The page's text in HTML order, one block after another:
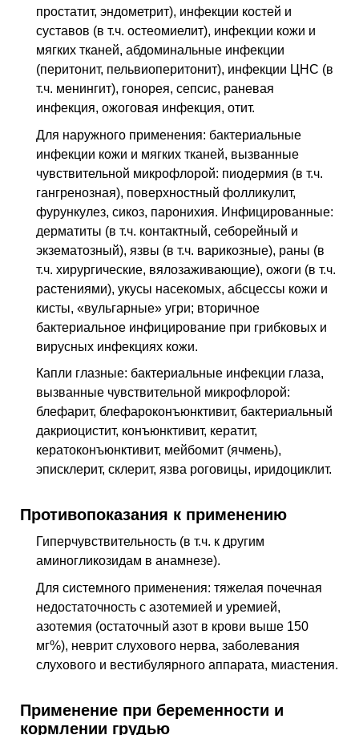
простатит, эндометрит), инфекции костей и
суставов (в т.ч. остеомиелит), инфекции кожи и
мягких тканей, абдоминальные инфекции
(перитонит, пельвиоперитонит), инфекции ЦНС (в
т.ч. менингит), гонорея, сепсис, раневая
инфекция, ожоговая инфекция, отит.
Для наружного применения: бактериальные
инфекции кожи и мягких тканей, вызванные
чувствительной микрофлорой: пиодермия (в т.ч.
гангренозная), поверхностный фолликулит,
фурункулез, сикоз, паронихия. Инфицированные:
дерматиты (в т.ч. контактный, себорейный и
экзематозный), язвы (в т.ч. варикозные), раны (в
т.ч. хирургические, вялозаживающие), ожоги (в т.ч.
растениями), укусы насекомых, абсцессы кожи и
кисты, «вульгарные» угри; вторичное
бактериальное инфицирование при грибковых и
вирусных инфекциях кожи.
Капли глазные: бактериальные инфекции глаза,
вызванные чувствительной микрофлорой:
блефарит, блефароконъюнктивит, бактериальный
дакриоцистит, конъюнктивит, кератит,
кератоконъюнктивит, мейбомит (ячмень),
эписклерит, склерит, язва роговицы, иридоциклит.
Противопоказания к применению
Гиперчувствительность (в т.ч. к другим
аминогликозидам в анамнезе).
Для системного применения: тяжелая почечная
недостаточность с азотемией и уремией,
азотемия (остаточный азот в крови выше 150
мг%), неврит слухового нерва, заболевания
слухового и вестибулярного аппарата, миастения.
Применение при беременности и
кормлении грудью